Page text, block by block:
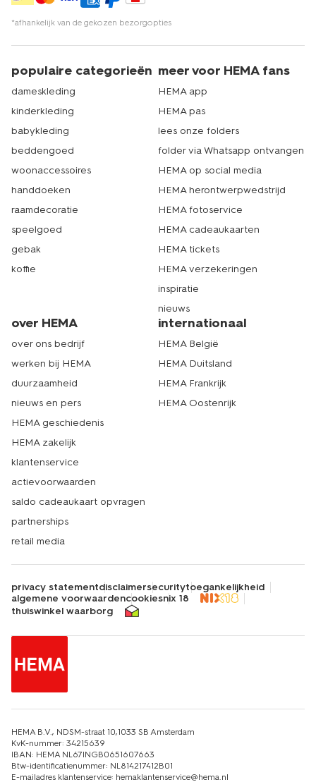
*afhankelijk van de gekozen bezorgopties
populaire categorieën
dameskleding
kinderkleding
babykleding
beddengoed
woonaccessoires
handdoeken
raamdecoratie
speelgoed
gebak
koffie
meer voor HEMA fans
HEMA app
HEMA pas
lees onze folders
folder via Whatsapp ontvangen
HEMA op social media
HEMA herontwerpwedstrijd
HEMA fotoservice
HEMA cadeaukaarten
HEMA tickets
HEMA verzekeringen
inspiratie
nieuws
over HEMA
over ons bedrijf
werken bij HEMA
duurzaamheid
nieuws en pers
HEMA geschiedenis
HEMA zakelijk
klantenservice
actievoorwaarden
saldo cadeaukaart opvragen
partnerships
retail media
internationaal
HEMA België
HEMA Duitsland
HEMA Frankrijk
HEMA Oostenrijk
privacy statementdisclaimersecuritytoegankelijkheid
algemene voorwaardencookiesnix 18
thuiswinkel waarborg
HEMA B.V., NDSM-straat 10,1033 SB Amsterdam
KvK-nummer: 34215639
IBAN: HEMA NL67INGB0651607663
Btw-identificatienummer: NL814217412B01
E-mailadres klantenservice: hemaklantenservice@hema.nl